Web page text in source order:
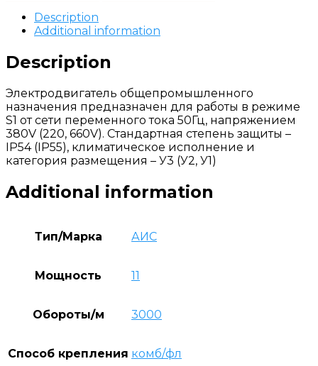
Description
Additional information
Description
Электродвигатель общепромышленного
назначения предназначен для работы в режиме
S1 от сети переменного тока 50Гц, напряжением
380V (220, 660V). Стандартная степень защиты –
IP54 (IP55), климатическое исполнение и
категория размещения – У3 (У2, У1)
Additional information
Тип/Марка АИС
Мощность 11
Обороты/м 3000
Способ крепления комб/фл